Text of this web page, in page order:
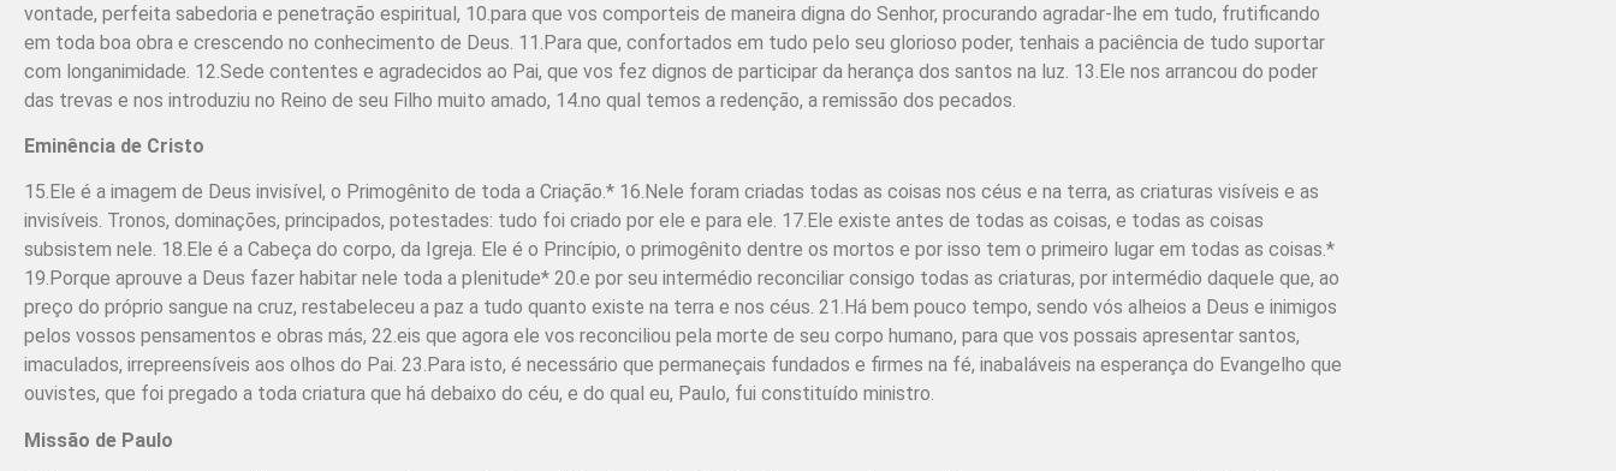
vontade, perfeita sabedoria e penetração espiritual, 10.para que vos comporteis de maneira digna do Senhor, procurando agradar-lhe em tudo, frutificando
em toda boa obra e crescendo no conhecimento de Deus. 11.Para que, confortados em tudo pelo seu glorioso poder, tenhais a paciência de tudo suportar
com longanimidade. 12.Sede contentes e agradecidos ao Pai, que vos fez dignos de participar da herança dos santos na luz. 13.Ele nos arrancou do poder
das trevas e nos introduziu no Reino de seu Filho muito amado, 14.no qual temos a redenção, a remissão dos pecados.
Eminência de Cristo
15.Ele é a imagem de Deus invisível, o Primogênito de toda a Criação.* 16.Nele foram criadas todas as coisas nos céus e na terra, as criaturas visíveis e as
invisíveis. Tronos, dominações, principados, potestades: tudo foi criado por ele e para ele. 17.Ele existe antes de todas as coisas, e todas as coisas
subsistem nele. 18.Ele é a Cabeça do corpo, da Igreja. Ele é o Princípio, o primogênito dentre os mortos e por isso tem o primeiro lugar em todas as coisas.*
19.Porque aprouve a Deus fazer habitar nele toda a plenitude* 20.e por seu intermédio reconciliar consigo todas as criaturas, por intermédio daquele que, ao
preço do próprio sangue na cruz, restabeleceu a paz a tudo quanto existe na terra e nos céus. 21.Há bem pouco tempo, sendo vós alheios a Deus e inimigos
pelos vossos pensamentos e obras más, 22.eis que agora ele vos reconciliou pela morte de seu corpo humano, para que vos possais apresentar santos,
imaculados, irrepreensíveis aos olhos do Pai. 23.Para isto, é necessário que permaneçais fundados e firmes na fé, inabaláveis na esperança do Evangelho que
ouvistes, que foi pregado a toda criatura que há debaixo do céu, e do qual eu, Paulo, fui constituído ministro.
Missão de Paulo